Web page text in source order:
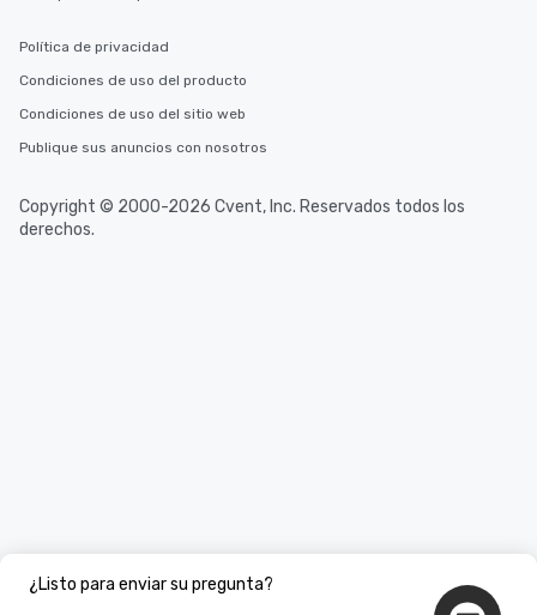
¿Listo para enviar su pregunta?
Política de privacidad
Condiciones de uso del producto
Condiciones de uso del sitio web
Publique sus anuncios con nosotros
Copyright © 2000-2026 Cvent, Inc. Reservados todos los
derechos.